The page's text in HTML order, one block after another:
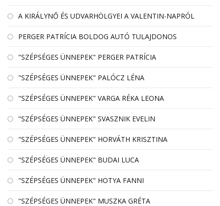
A KIRÁLYNŐ ÉS UDVARHÖLGYEI A VALENTIN-NAPRÓL
PERGER PATRÍCIA BOLDOG AUTÓ TULAJDONOS
"SZÉPSÉGES ÜNNEPEK" PERGER PATRÍCIA
"SZÉPSÉGES ÜNNEPEK" PALÓCZ LÉNA
"SZÉPSÉGES ÜNNEPEK" VARGA RÉKA LEONA
"SZÉPSÉGES ÜNNEPEK" SVASZNIK EVELIN
"SZÉPSÉGES ÜNNEPEK" HORVÁTH KRISZTINA
"SZÉPSÉGES ÜNNEPEK" BUDAI LUCA
"SZÉPSÉGES ÜNNEPEK" HOTYA FANNI
"SZÉPSÉGES ÜNNEPEK" MUSZKA GRÉTA